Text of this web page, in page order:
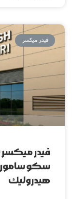
فیدر میکسر
هيدروليك‎